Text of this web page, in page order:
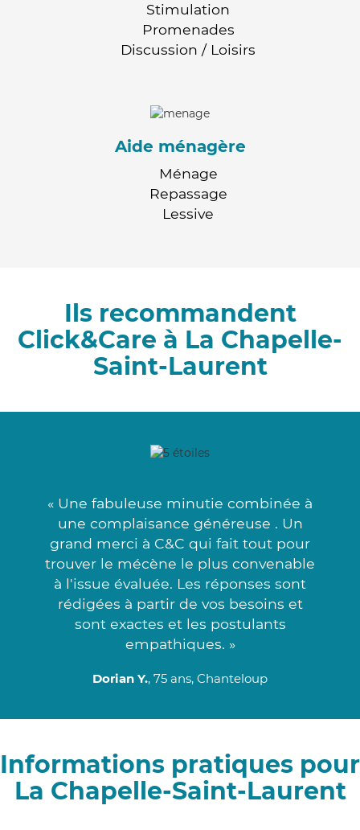
Stimulation
Promenades
Discussion / Loisirs
Aide ménagère
Ménage
Repassage
Lessive
Ils recommandent
Click&Care à La Chapelle-
Saint-Laurent
« Une fabuleuse minutie combinée à
une complaisance généreuse . Un
grand merci à C&C qui fait tout pour
trouver le mécène le plus convenable
à l'issue évaluée. Les réponses sont
rédigées à partir de vos besoins et
sont exactes et les postulants
empathiques. »
Dorian Y., 75 ans, Chanteloup
Informations pratiques pour
La Chapelle-Saint-Laurent